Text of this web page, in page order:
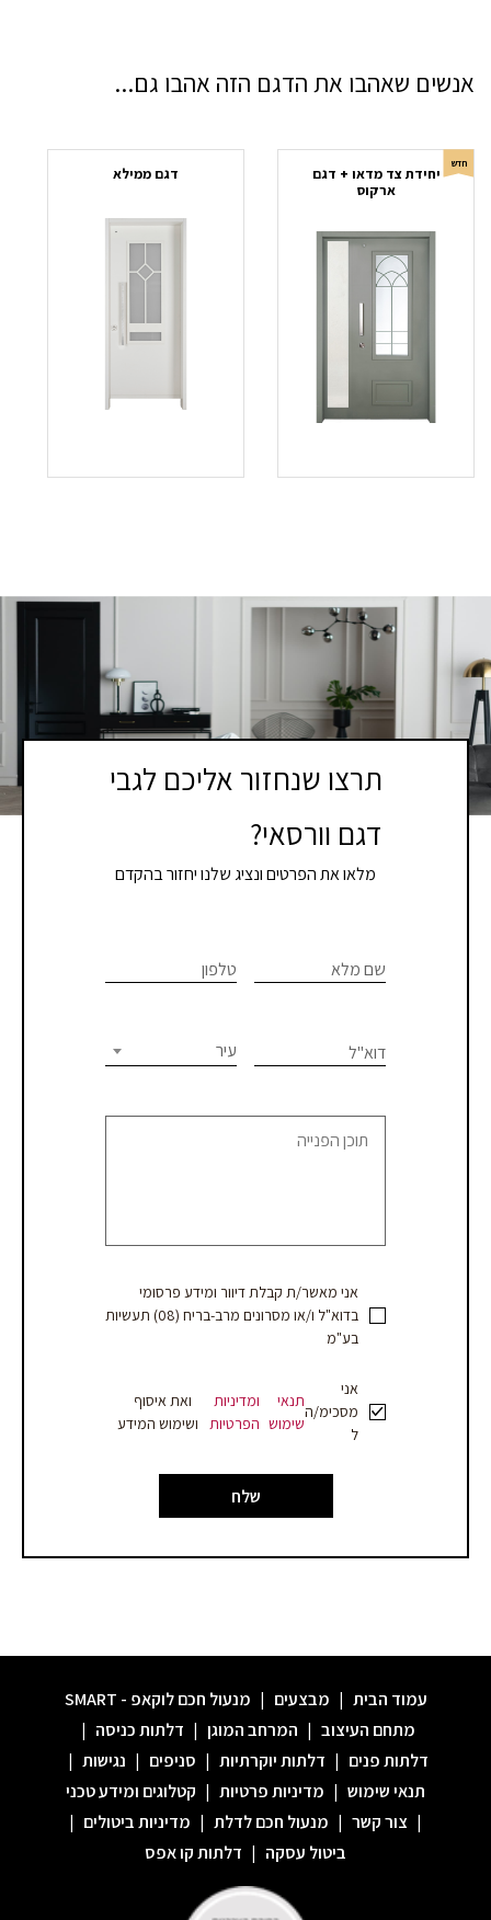
אנשים שאהבו את הדגם הזה אהבו גם...
חדש
יחידת צד מדאו + דגם
ארקוס
דגם ממילא
תרצו שנחזור אליכם לגבי
דגם וורסאי?
מלאו את הפרטים ונציג שלנו יחזור בהקדם
פגישת
או
הצעת
שם מלא טלפון
דוא"ל עיר
אני מאשר/ת קבלת דיוור ומידע פרסומי
בדוא"ל ו/או מסרונים מרב-בריח (08) תעשיות
בע"מ
אני
מסכימ/ה
ל
תנאי
שימוש
ומדיניות
הפרטיות
ואת איסוף
ושימוש המידע
שלח
are
this
field
עמוד הבית | מבצעים | מנעול חכם לוקאפ - SMART
מתחם העיצוב | המרחב המוגן | דלתות כניסה |
דלתות פנים | דלתות יוקרתיות | סניפים | נגישות |
תנאי שימוש | מדיניות פרטיות | קטלוגים ומידע טכני
| צור קשר | מנעול חכם לדלת | מדיניות ביטולים |
ביטול עסקה | דלתות קו אפס